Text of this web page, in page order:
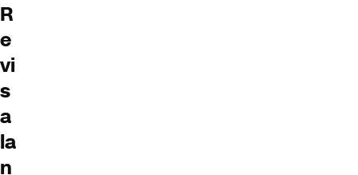
R
e
vi
s
a
la
n